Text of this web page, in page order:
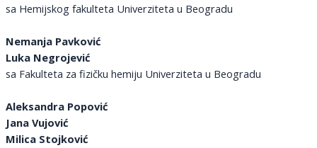
sa Hemijskog fakulteta Univerziteta u Beogradu
Nemanja Pavković
Luka Negrojević
sa Fakulteta za fizičku hemiju Univerziteta u Beogradu
Aleksandra Popović
Jana Vujović
Milica Stojković